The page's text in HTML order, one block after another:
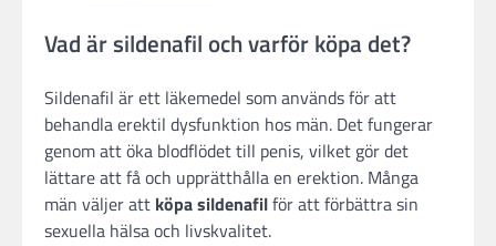
Vad är sildenafil och varför köpa det?
Sildenafil är ett läkemedel som används för att
behandla erektil dysfunktion hos män. Det fungerar
genom att öka blodflödet till penis, vilket gör det
lättare att få och upprätthålla en erektion. Många
män väljer att köpa sildenafilför att förbättra sin
sexuella hälsa och livskvalitet.